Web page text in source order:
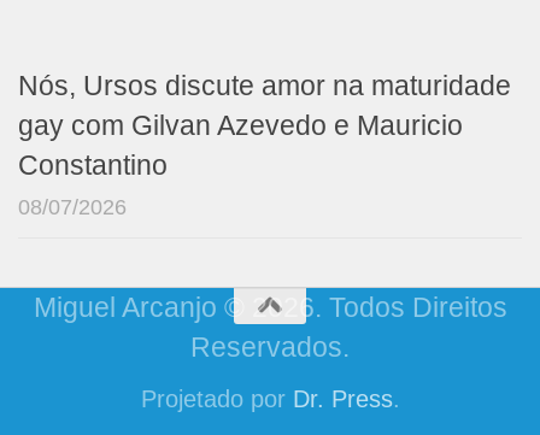
Nós, Ursos discute amor na maturidade
gay com Gilvan Azevedo e Mauricio
Constantino
08/07/2026
Miguel Arcanjo © 2026. Todos Direitos
Reservados.
Projetado por Dr. Press.